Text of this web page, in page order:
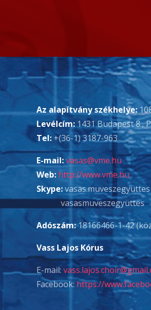
Az alapítvány székhelye:
Levélcím:1431 Budapest 8.,
Tel: +(36-1) 3187-963
E-mail:vasas@vme.hu
Web: http://www.vme.hu
Skype:vasas.muveszegyuttes
vasasmuveszegyüttes
Adószám:18166466-1-42
Vass Lajos Kórus
E-mail:
Facebook: https://